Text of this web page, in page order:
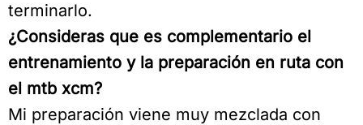
terminarlo.
¿Consideras que es complementario el
entrenamiento y la preparación en ruta con
el mtb xcm?
Mi preparación viene muy mezclada con